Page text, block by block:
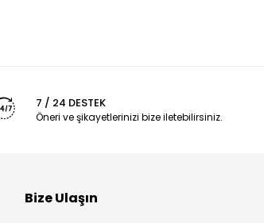
7 / 24 DESTEK
Öneri ve şikayetlerinizi bize iletebilirsiniz.
Bize Ulaşın